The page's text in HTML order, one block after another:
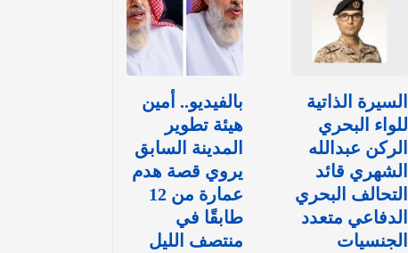
السيرة الذاتية
للواء البحري
الركن عبدالله
الشهري قائد
التحالف البحري
الدفاعي متعدد
الجنسيات
بالفيديو.. أمين
هيئة تطوير
المدينة السابق
يروي قصة هدم
عمارة من 12
طابقًا في
منتصف الليل